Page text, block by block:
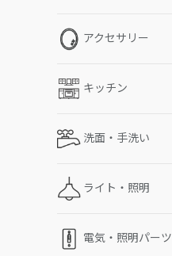
アクセサリー
キッチン
洗面・手洗い
ライト・照明
電気・照明パーツ